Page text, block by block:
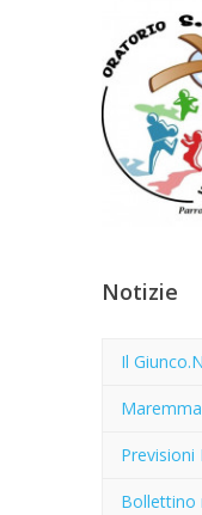
Notizie
Il
Bollettino